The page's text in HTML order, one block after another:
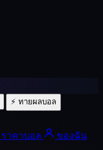
⚡ ทายผลบอล
ราคาบอล ของฉัน